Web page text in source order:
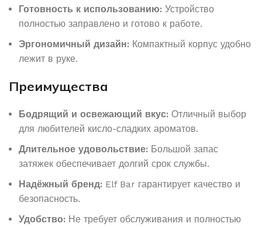
Готовность к использованию: Устройство
полностью заправлено и готово к работе.
Эргономичный дизайн: Компактный корпус удобно
лежит в руке.
Преимущества
Бодрящий и освежающий вкус: Отличный выбор
для любителей кисло-сладких ароматов.
Длительное удовольствие: Большой запас
затяжек обеспечивает долгий срок службы.
Надёжный бренд: Elf Bar гарантирует качество и
безопасность.
Удобство: Не требует обслуживания и полностью